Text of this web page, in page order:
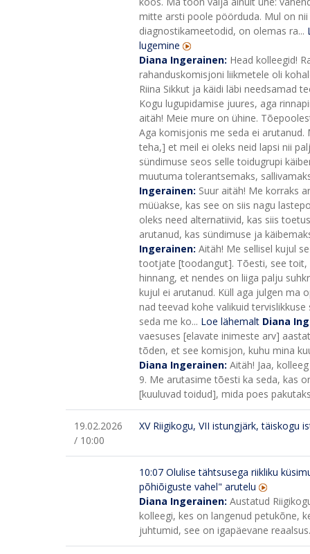
mitte arsti poole pöörduda. Mul on
diagnostikameetodid, on olemas ra...
lugemine
Diana Ingerainen: Head kolleegid!
rahanduskomisjoni liikmetele oli
Riina Sikkut ja käidi läbi needsamad
Kogu lugupidamise juures, aga
aitäh! Meie mure on ühine.
Aga komisjonis me seda ei
teha,] et meil ei oleks neid lapsi nii
sündimuse seos selle toidugrupi
muutuma tolerantsemaks,
Ingerainen: Suur aitäh! Me korraks
müüakse, kas see on siis nagu
oleks need alternatiivid, kas siis
arutanud, kas sündimuse ja
Ingerainen: Aitäh! Me sellisel kujul
tootjate [toodangut]. Tõesti, see toit,
hinnang, et nendes on liiga palju
kujul ei arutanud. Küll aga julgen ma
nad teevad kohe valikuid
seda me ko... Loe lähemalt Diana
vaesuses [elavate inimeste arv]
tõden, et see komisjon, kuhu mina
Diana Ingerainen: Aitäh! Jaa,
9. Me arutasime tõesti ka seda, kas
[kuuluvad toidud], mida poes
19.02.2026
/ 10:00
XV Riigikogu, VII istungjärk, täiskogu
10:07 Olulise tähtsusega riikliku
põhiõiguste vahel" arutelu
Diana Ingerainen: Austatud
kolleegi, kes on langenud petukõne,
juhtumid, see on igapäevane